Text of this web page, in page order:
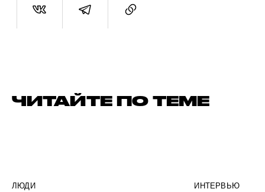
ЧИТАЙТЕ ПО ТЕМЕ
ЛЮДИ ИНТЕРВЬЮ